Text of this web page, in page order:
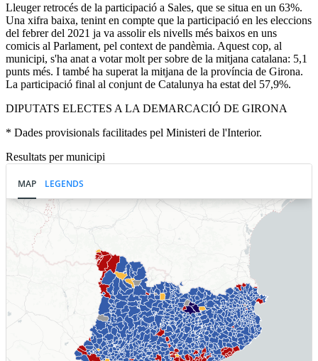
Lleuger retrocés de la participació a Sales, que se situa en un 63%.
Una xifra baixa, tenint en compte que la participació en les eleccions
del febrer del 2021 ja va assolir els nivells més baixos en uns
comicis al Parlament, pel context de pandèmia. Aquest cop, al
municipi, s'ha anat a votar molt per sobre de la mitjana catalana: 5,1
punts més. I també ha superat la mitjana de la província de Girona.
La participació final al conjunt de Catalunya ha estat del 57,9%.
DIPUTATS ELECTES A LA DEMARCACIÓ DE GIRONA
* Dades provisionals facilitades pel Ministeri de l'Interior.
Resultats per municipi